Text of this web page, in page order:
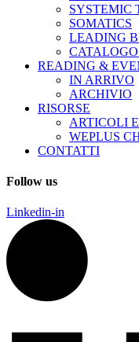
SYSTEMIC
SOMATICS
LEADING
READING &
IN ARRIVO
ARCHIVIO
RISORSE
ARTICOLI
WEPLUS
CONTATTI
Follow us
Linkedin-in